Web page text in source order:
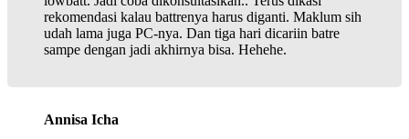
rekomendasi kalau battrenya harus diganti. Maklum sih
udah lama juga PC-nya. Dan tiga hari dicariin batre
sampe dengan jadi akhirnya bisa. Hehehe.
Annisa Icha